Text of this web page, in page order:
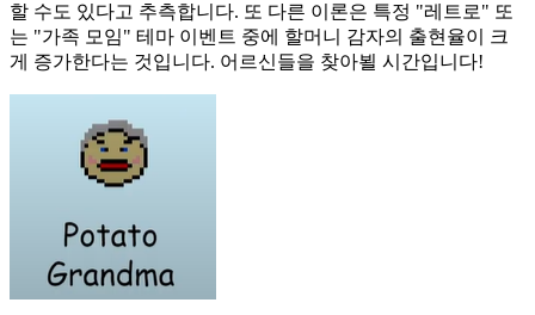
할 수도 있다고 추측합니다. 또 다른 이론은 특정 "레트로" 또
는 "가족 모임" 테마 이벤트 중에 할머니 감자의 출현율이 크
게 증가한다는 것입니다. 어르신들을 찾아뵐 시간입니다!